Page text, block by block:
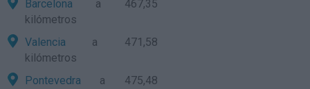
Barcelona a 467,35
kilómetros
Valencia a 471,58
kilómetros
Pontevedra a 475,48